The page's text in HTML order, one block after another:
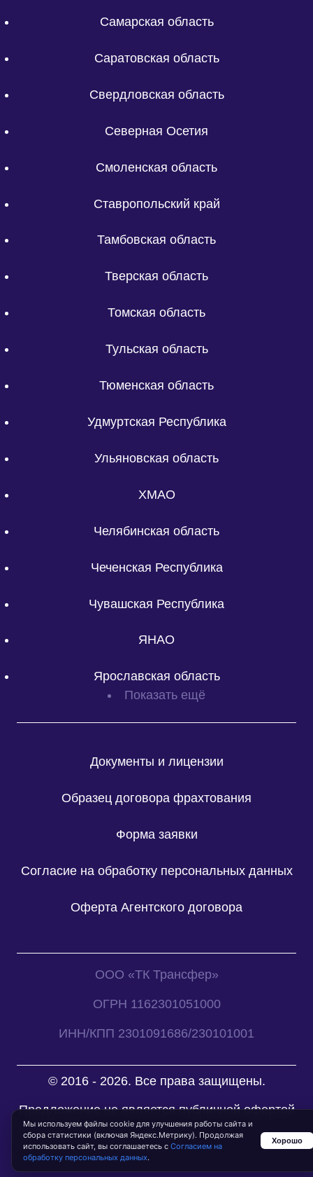
Мы используем файлы cookie для улучшения работы сайта и
сбора статистики (включая Яндекс.Метрику). Продолжая
использовать сайт, вы соглашаетесь с Согласием на
обработку персональных данных.
Хорошо
Самарская область
Саратовская область
Свердловская область
Северная Осетия
Смоленская область
Ставропольский край
Тамбовская область
Тверская область
Томская область
Тульская область
Тюменская область
Удмуртская Республика
Ульяновская область
ХМАО
Челябинская область
Чеченская Республика
Чувашская Республика
ЯНАО
Ярославская область
Показать ещё
Документы и лицензии
Образец договора фрахтования
Форма заявки
Согласие на обработку персональных данных
Оферта Агентского договора
ООО «ТК Трансфер»
ОГРН 1162301051000
ИНН/КПП 2301091686/230101001
© 2016 - 2026. Все права защищены.
Предложение не является публичной офертой